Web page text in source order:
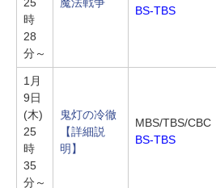
時
28
分～
BS-TBS
1月
9日
(木)
25
時
35
分～
鬼灯の冷徹
【詳細説
明】
MBS/TBS/CBC
BS-TBS